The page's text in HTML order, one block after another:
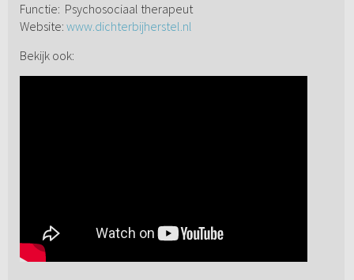
Functie: Psychosociaal therapeut
Website: www.dichterbijherstel.nl
Bekijk ook: